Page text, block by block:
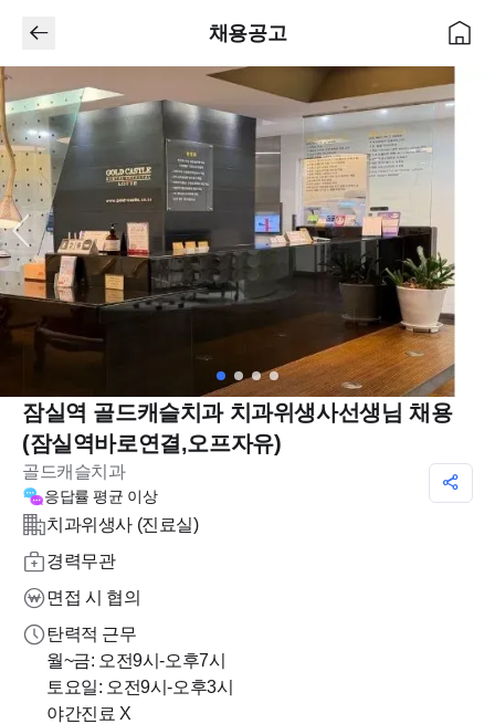
채용공고
잠실역 골드캐슬치과 치과위생사선생님 채용
(잠실역바로연결,오프자유)
골드캐슬치과
응답률평균 이상
치과위생사 (진료실)
경력무관
면접 시 협의
탄력적 근무
월~금: 오전9시-오후7시
토요일: 오전9시-오후3시
야간진료 X